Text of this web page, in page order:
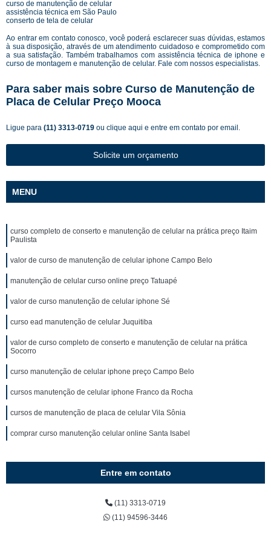
curso de manutenção de celular
assistência técnica em São Paulo
conserto de tela de celular
Ao entrar em contato conosco, você poderá esclarecer suas dúvidas, estamos
à sua disposição, através de um atendimento cuidadoso e comprometido com
a sua satisfação. Também trabalhamos com assistência técnica de iphone e
curso de montagem e manutenção de celular. Fale com nossos especialistas.
Para saber mais sobre Curso de Manutenção de
Placa de Celular Preço Mooca
Ligue para (11) 3313-0719 ou clique aqui e entre em contato por email.
Solicite um orçamento
MENU
curso completo de conserto e manutenção de celular na prática preço Itaim
Paulista
valor de curso de manutenção de celular iphone Campo Belo
manutenção de celular curso online preço Tatuapé
valor de curso manutenção de celular iphone Sé
curso ead manutenção de celular Juquitiba
valor de curso completo de conserto e manutenção de celular na prática
Socorro
curso manutenção de celular iphone preço Campo Belo
cursos manutenção de celular iphone Franco da Rocha
cursos de manutenção de placa de celular Vila Sônia
comprar curso manutenção celular online Santa Isabel
Entre em contato
(11) 3313-0719
(11) 94596-3446